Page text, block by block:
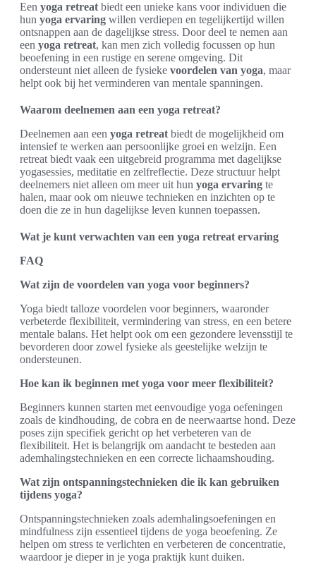
Een yoga retreat biedt een unieke kans voor individuen die
hun yoga ervaring willen verdiepen en tegelijkertijd willen
ontsnappen aan de dagelijkse stress. Door deel te nemen aan
een yoga retreat, kan men zich volledig focussen op hun
beoefening in een rustige en serene omgeving. Dit
ondersteunt niet alleen de fysieke voordelen van yoga, maar
helpt ook bij het verminderen van mentale spanningen.
Waarom deelnemen aan een yoga retreat?
Deelnemen aan een yoga retreat biedt de mogelijkheid om
intensief te werken aan persoonlijke groei en welzijn. Een
retreat biedt vaak een uitgebreid programma met dagelijkse
yogasessies, meditatie en zelfreflectie. Deze structuur helpt
deelnemers niet alleen om meer uit hun yoga ervaring te
halen, maar ook om nieuwe technieken en inzichten op te
doen die ze in hun dagelijkse leven kunnen toepassen.
Wat je kunt verwachten van een yoga retreat ervaring
FAQ
Wat zijn de voordelen van yoga voor beginners?
Yoga biedt talloze voordelen voor beginners, waaronder
verbeterde flexibiliteit, vermindering van stress, en een betere
mentale balans. Het helpt ook om een gezondere levensstijl te
bevorderen door zowel fysieke als geestelijke welzijn te
ondersteunen.
Hoe kan ik beginnen met yoga voor meer flexibiliteit?
Beginners kunnen starten met eenvoudige yoga oefeningen
zoals de kindhouding, de cobra en de neerwaartse hond. Deze
poses zijn specifiek gericht op het verbeteren van de
flexibiliteit. Het is belangrijk om aandacht te besteden aan
ademhalingstechnieken en een correcte lichaamshouding.
Wat zijn ontspanningstechnieken die ik kan gebruiken
tijdens yoga?
Ontspanningstechnieken zoals ademhalingsoefeningen en
mindfulness zijn essentieel tijdens de yoga beoefening. Ze
helpen om stress te verlichten en verbeteren de concentratie,
waardoor je dieper in je yoga praktijk kunt duiken.